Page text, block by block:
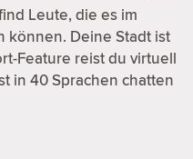
Leute, die es im
können. Deine Stadt ist
Feature reist du virtuell
in 40 Sprachen chatten